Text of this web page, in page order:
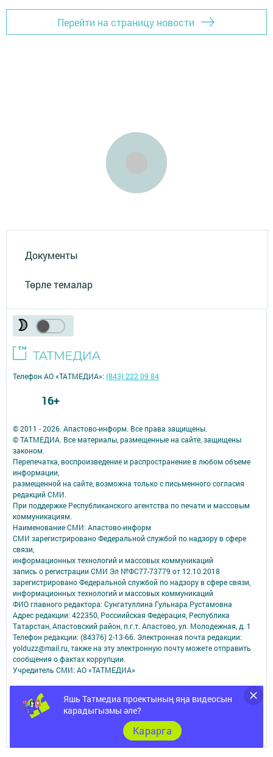
Перейти на страницу новости
Документы
Төрле темалар
Яшь Татмедиа проектының яңа видеосын
карадыгызмы әле?
Карарга
© 2011 - 2026. Апастово-информ. Все права защищены.
© ТАТМЕДИА. Все материалы, размещенные на сайте, защищены
законом.
Перепечатка, воспроизведение и распространение в любом объеме
информации,
размещенной на сайте, возможна только с письменного согласия
редакций СМИ.
При поддержке Республиканского агентства по печати и массовым
коммуникациям.
Наименование СМИ: Апастово-информ
СМИ зарегистрировано Федеральной службой по надзору в сфере
связи,
информационных технологий и массовых коммуникаций
запись о регистрации СМИ Эл №ФС77-73779 от 12.10.2018
зарегистрировано Федеральной службой по надзору в сфере связи,
информационных технологий и массовых коммуникаций
ФИО главного редактора: Сунгатуллина Гульнара Рустамовна
Адрес редакции: 422350, Россиийская Федерация, Республика
Татарстан, Апастовский район, п.г.т. Апастово, ул. Молодежная, д. 1
Телефон редакции: (84376) 2-13-66. Электронная почта редакции:
yolduzz@mail.ru, также на эту электронную почту можете отправить
сообщения о фактах коррупции.
Учредитель СМИ: АО «ТАТМЕДИА»
Антикоррупционная политика
АО «ТАТМЕДИА» использует «cookie»для персонализации сервисов и
удобства пользователей сайтом.
Использование «cookie» можно отменить в настройках браузера.
Политика конфиденциальности
Телефон АО «ТАТМЕДИА»:(843) 222 09 84
16+